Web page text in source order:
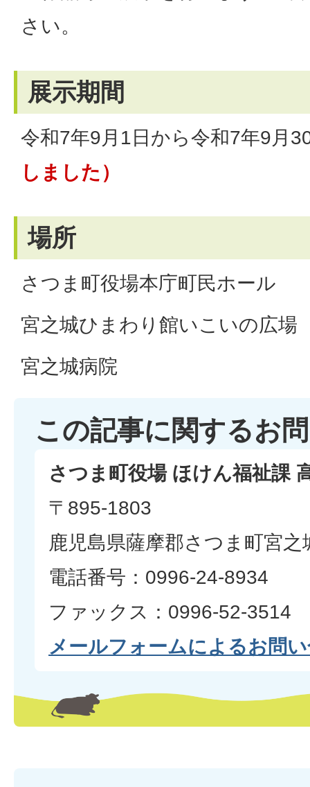
さい。
展示期間
令和7年9月1日から令和7年9月
しました）
場所
さつま町役場本庁町民ホール
宮之城ひまわり館いこいの広場
宮之城病院
この記事に関するお
さつま町役場 ほけん福祉課
〒895-1803
鹿児島県薩摩郡さつま町宮
電話番号：0996-24-8934
ファックス：0996-52-3514
メールフォームによるお問